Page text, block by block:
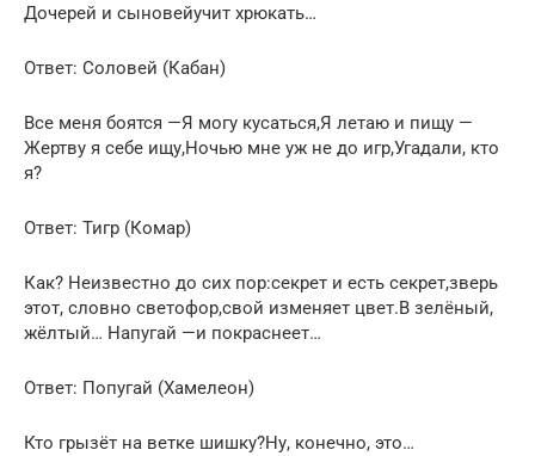
Дочерей и сыновейучит хрюкать…
Ответ: Соловей (Кабан)
Все меня боятся —Я могу кусаться,Я летаю и пищу —
Жертву я себе ищу,Ночью мне уж не до игр,Угадали, кто
я?
Ответ: Тигр (Комар)
Как? Неизвестно до сих пор:секрет и есть секрет,зверь
этот, словно светофор,свой изменяет цвет.В зелёный,
жёлтый… Напугай —и покраснеет…
Ответ: Попугай (Хамелеон)
Кто грызёт на ветке шишку?Ну, конечно, это…